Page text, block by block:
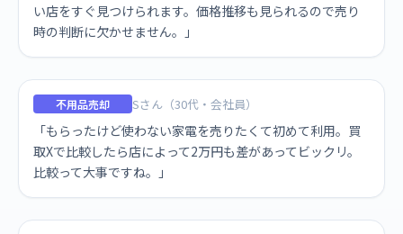
い店をすぐ見つけられます。価格推移も見られるので売り
時の判断に欠かせません。」
不用品売却 Sさん（30代・会社員）
「もらったけど使わない家電を売りたくて初めて利用。買
取Xで比較したら店によって2万円も差があってビックリ。
比較って大事ですね。」